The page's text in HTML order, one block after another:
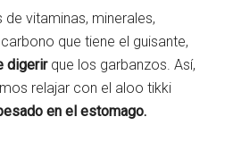
vitaminas, minerales,
que tiene el guisante,
digerirque los garbanzos. Así,
relajar con el aloo tikki
en el estomago.